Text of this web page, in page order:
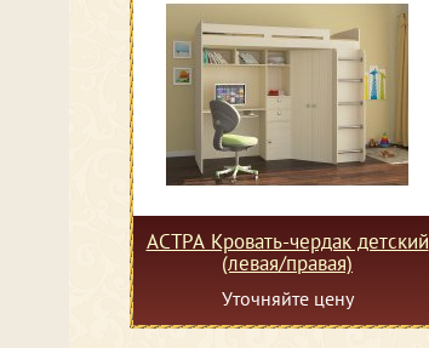
АСТРА Кровать-чердак детский
(левая/правая)
Уточняйте цену